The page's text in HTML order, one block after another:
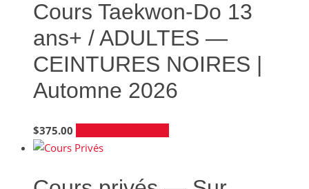
à
$390.00
variations.
Les
options
peuvent
être
Cours Taekwon-Do 13
ans+ / ADULTES —
CEINTURES NOIRES |
Automne 2026
$375.00